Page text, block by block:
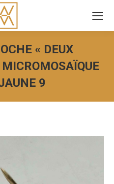
« DEUX
9
Vous êtes ici :